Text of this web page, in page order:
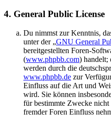
4. General Public License
Du nimmst zur Kenntnis,
unter der „GNU General
bereitgestellten Foren-
(www.phpbb.com) handelt;
werden durch die
www.phpbb.de zur
Einfluss auf die Art und
wird. Sie können
für bestimmte Zwecke nicht
fremder Foren Einfluss